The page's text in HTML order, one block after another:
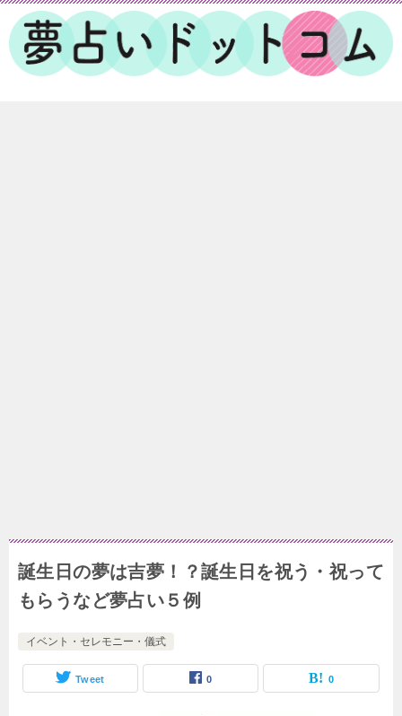
誕生日の夢は吉夢！？誕生日を祝う・祝って
もらうなど夢占い５例
イベント・セレモニー・儀式
Tweet 0 0